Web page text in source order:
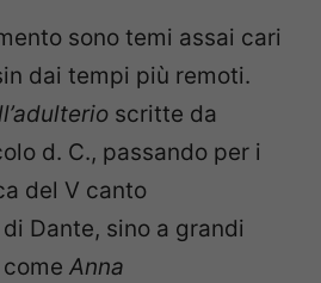
sono temi assai cari
dai tempi più remoti.
scritte da
d. C., passando per i
del V canto
di Dante, sino a grandi
Anna